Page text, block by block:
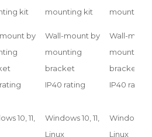
kit
mounting kit
mounting
by
Wall-mount by
mounting
bracket
Wall-
mounting
bracket
IP40 rating IP40 rating
10, 11,
Windows 10, 11,
Linux
Windows
Linux